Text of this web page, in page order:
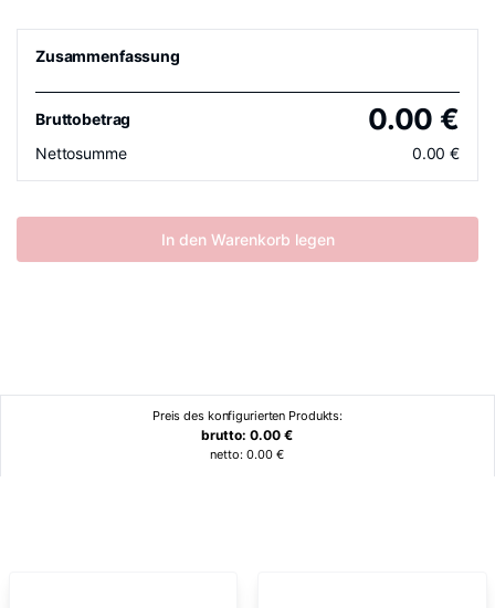
Zusammenfassung
Bruttobetrag 0.00 €
Nettosumme 0.00 €
In den Warenkorb legen
Preis des konfigurierten Produkts:
brutto:0.00 €
netto:0.00 €